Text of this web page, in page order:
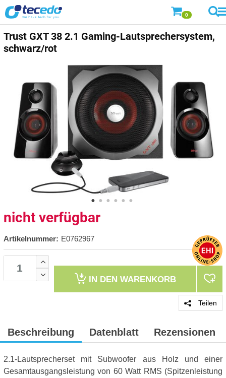
0
Trust GXT 38 2.1 Gaming-Lautsprechersystem,
schwarz/rot
nicht verfügbar
Artikelnummer: E0762967
IN DEN WARENKORB
Teilen
Beschreibung Datenblatt Rezensionen
2.1-Lautsprecherset mit Subwoofer aus Holz und einer
Gesamtausgangsleistung von 60 Watt RMS (Spitzenleistung